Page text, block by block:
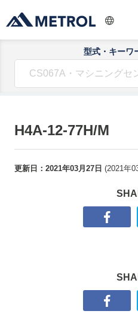
型式・キーワ
H4A-12-77H/M
更新日： 2021年03月27日 (2021年